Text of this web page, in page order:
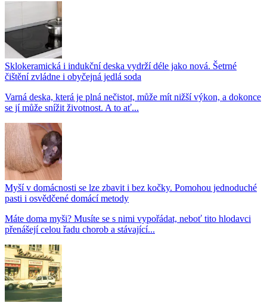
Sklokeramická i indukční deska vydrží déle jako nová. Šetrné
čištění zvládne i obyčejná jedlá soda
Varná deska, která je plná nečistot, může mít nižší výkon, a dokonce
se jí může snížit životnost. A to ať...
Myší v domácnosti se lze zbavit i bez kočky. Pomohou jednoduché
pasti i osvědčené domácí metody
Máte doma myši? Musíte se s nimi vypořádat, neboť tito hlodavci
přenášejí celou řadu chorob a stávající...